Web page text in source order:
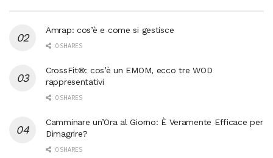
Amrap: cos’è e come si gestisce
0 SHARES
CrossFit®: cos’è un EMOM, ecco tre WOD
rappresentativi
0 SHARES
Camminare un’Ora al Giorno: È Veramente Efficace per
Dimagrire?
0 SHARES